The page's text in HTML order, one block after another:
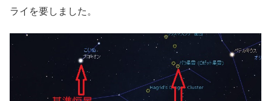
ライを要しました。